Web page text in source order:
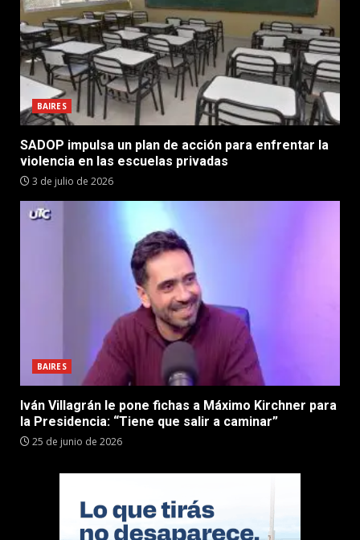
BAIRES
SADOP impulsa un plan de acción para enfrentar la
violencia en las escuelas privadas
3 de julio de 2026
BAIRES
Iván Villagrán le pone fichas a Máximo Kirchner para
la Presidencia: “Tiene que salir a caminar”
25 de junio de 2026